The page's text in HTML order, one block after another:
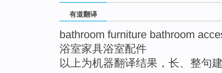
有道翻译
bathroom furniture bathroom
浴室家具浴室配件
以上为机器翻译结果，长、整句